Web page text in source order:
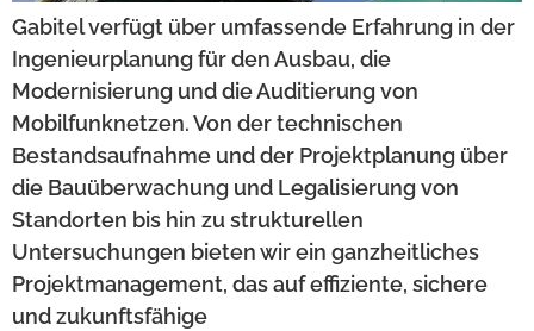
Gabitel verfügt über umfassende Erfahrung in der
Ingenieurplanung für den Ausbau, die
Modernisierung und die Auditierung von
Mobilfunknetzen. Von der technischen
Bestandsaufnahme und der Projektplanung über
die Bauüberwachung und Legalisierung von
Standorten bis hin zu strukturellen
Untersuchungen bieten wir ein ganzheitliches
Projektmanagement, das auf effiziente, sichere
und zukunftsfähige